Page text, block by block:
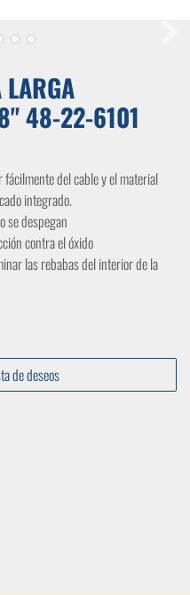
LARGA
48-22-6101
del cable y el material
integrado.
se despegan
contra el óxido
las rebabas del interior de la
de deseos